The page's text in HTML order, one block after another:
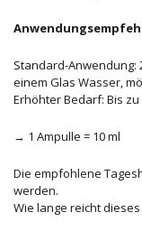
Standard-Anwendung:
einem Glas Wasser,
Erhöhter Bedarf: Bis zu
→ 1 Ampulle = 10 ml
Die empfohlene
werden.
Wie lange reicht